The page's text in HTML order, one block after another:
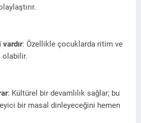
: Özellikle çocuklarda ritim ve
olabilir.
: Kültürel bir devamlılık sağlar; bu
bir masal dinleyeceğini hemen